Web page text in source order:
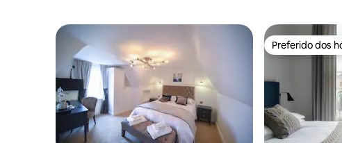
Preferido dos
Preferido dos